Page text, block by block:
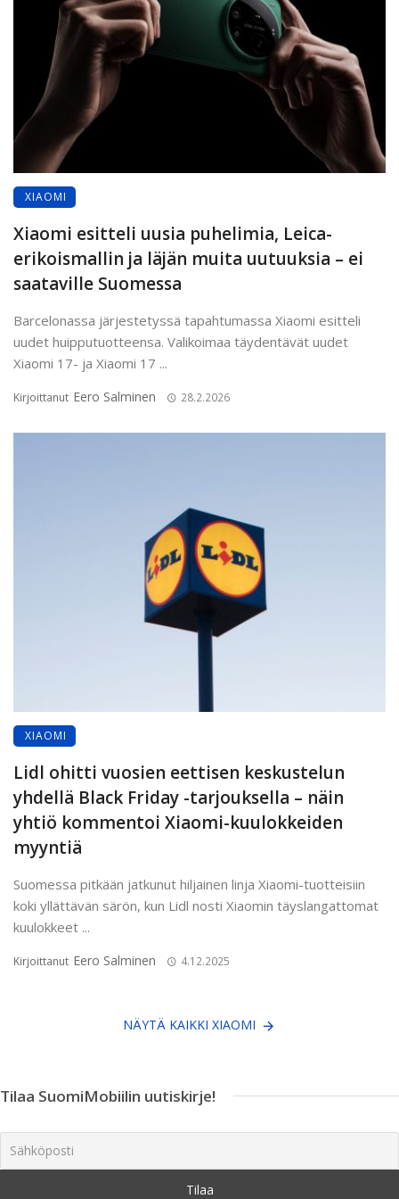
XIAOMI
Xiaomi esitteli uusia puhelimia, Leica-
erikoismallin ja läjän muita uutuuksia – ei
saataville Suomessa
Barcelonassa järjestetyssä tapahtumassa Xiaomi esitteli
uudet huipputuotteensa. Valikoimaa täydentävät uudet
Xiaomi 17- ja Xiaomi 17 ...
Kirjoittanut Eero Salminen 28.2.2026
XIAOMI
Lidl ohitti vuosien eettisen keskustelun
yhdellä Black Friday -tarjouksella – näin
yhtiö kommentoi Xiaomi-kuulokkeiden
myyntiä
Suomessa pitkään jatkunut hiljainen linja Xiaomi-tuotteisiin
koki yllättävän särön, kun Lidl nosti Xiaomin täyslangattomat
kuulokkeet ...
Kirjoittanut Eero Salminen 4.12.2025
NÄYTÄ KAIKKI XIAOMI
Tilaa SuomiMobiilin uutiskirje!